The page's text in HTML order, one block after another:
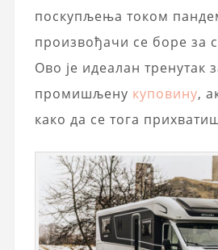
поскупљења током
произвођачи се боре за
Ово је идеалан тренутак
промишљену куповину,
како да се тога